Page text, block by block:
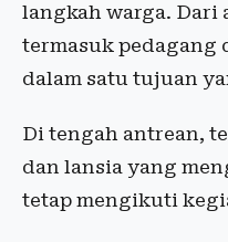
langkah warga. Dari
termasuk pedagang
dalam satu tujuan
Di tengah antrean,
dan lansia yang
tetap mengikuti